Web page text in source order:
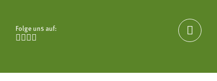
Folge uns auf:

